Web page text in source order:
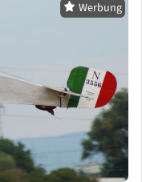
Werbung